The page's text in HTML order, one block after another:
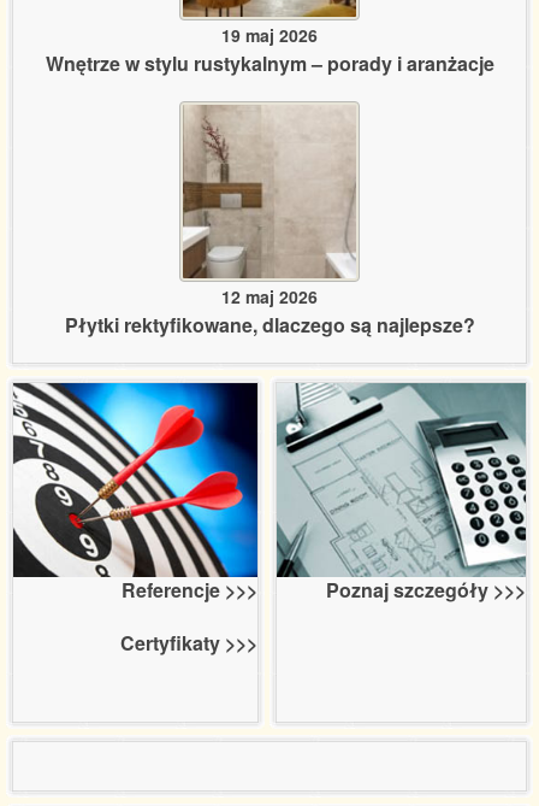
19 maj 2026
Wnętrze w stylu rustykalnym – porady i aranżacje
12 maj 2026
Płytki rektyfikowane, dlaczego są najlepsze?
Referencje >>>
Certyfikaty >>>
Poznaj szczegóły >>>